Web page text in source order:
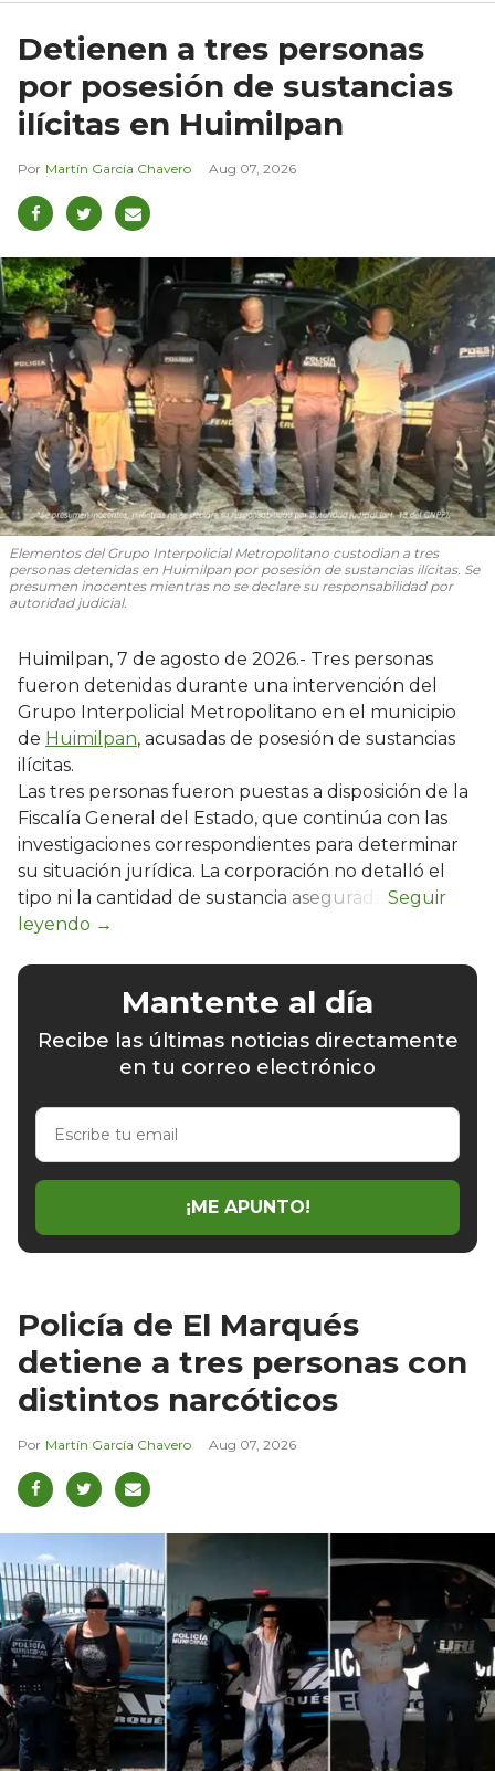
Detienen a tres personas
por posesión de sustancias
ilícitas en Huimilpan
Martín García Chavero Aug 07, 2026
Elementos del Grupo Interpolicial Metropolitano custodian a tres
personas detenidas en Huimilpan por posesión de sustancias ilícitas. Se
presumen inocentes mientras no se declare su responsabilidad por
autoridad judicial.
Huimilpan, 7 de agosto de 2026.- Tres personas
fueron detenidas durante una intervención del
Grupo Interpolicial Metropolitano en el municipio
de Huimilpan, acusadas de posesión de sustancias
ilícitas.
Las tres personas fueron puestas a disposición de la
Fiscalía General del Estado, que continúa con las
investigaciones correspondientes para determinar
su situación jurídica. La corporación no detalló el
tipo ni la cantidad de sustancia asegurada.
Mantente al día
Recibe las últimas noticias directamente
en tu correo electrónico
Escribe
email
¡ME APUNTO!
Policía de El Marqués
detiene a tres personas con
distintos narcóticos
Martín García Chavero Aug 07, 2026